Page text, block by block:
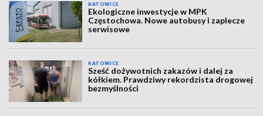
KATOWICE
Ekologiczne inwestycje w MPK
Częstochowa. Nowe autobusy i zaplecze
serwisowe
KATOWICE
Sześć dożywotnich zakazów i dalej za
kółkiem. Prawdziwy rekordzista drogowej
bezmyślności